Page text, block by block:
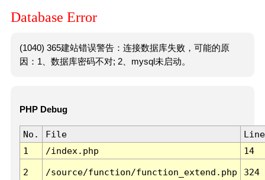
Database Error
(1040) 365建站错误警告：连接数据库失败，可能的原
因：1、数据库密码不对; 2、mysql未启动。
PHP Debug
No. File
Line
1
/index.php 14
2 /source/function/function_extend.php 324